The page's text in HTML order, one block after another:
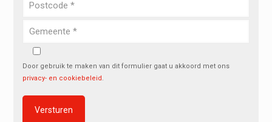
Door gebruik te maken van dit formulier gaat u akkoord met ons
privacy- en cookiebeleid .